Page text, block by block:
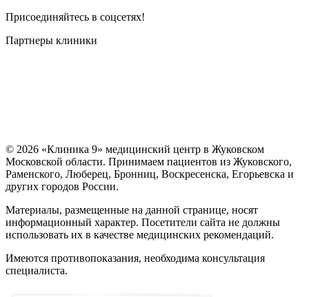
Присоединяйтесь в соцсетях!
Партнеры клиники
© 2026 «Клиника 9» медицинский центр в Жуковском
Московской области. Принимаем пациентов из Жуковского,
Раменского, Люберец, Бронниц, Воскресенска, Егорьевска и
других городов России.
Материалы, размещенные на данной странице, носят
информационный характер. Посетители сайта не должны
использовать их в качестве медицинских рекомендаций.
Имеются противопоказания, необходима консультация
специалиста.